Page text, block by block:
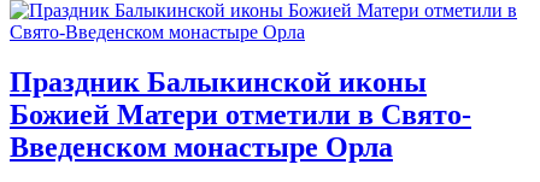
Праздник Балыкинской иконы
Божией Матери отметили в Свято-
Введенском монастыре Орла